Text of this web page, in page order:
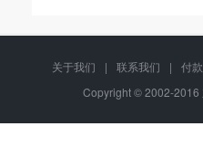
关于我们 | 联系我们 |
付
Copyright © 2002-